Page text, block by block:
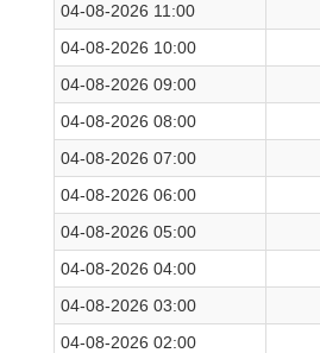
04-08-2026 11:00
04-08-2026 10:00
04-08-2026 09:00
04-08-2026 08:00
04-08-2026 07:00
04-08-2026 06:00
04-08-2026 05:00
04-08-2026 04:00
04-08-2026 03:00
04-08-2026 02:00